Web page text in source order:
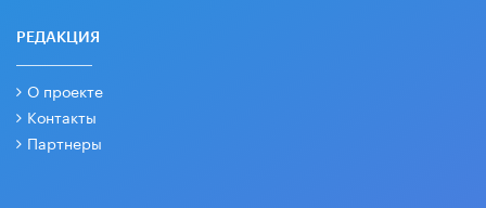
РЕДАКЦИЯ
О проекте
Контакты
Партнеры